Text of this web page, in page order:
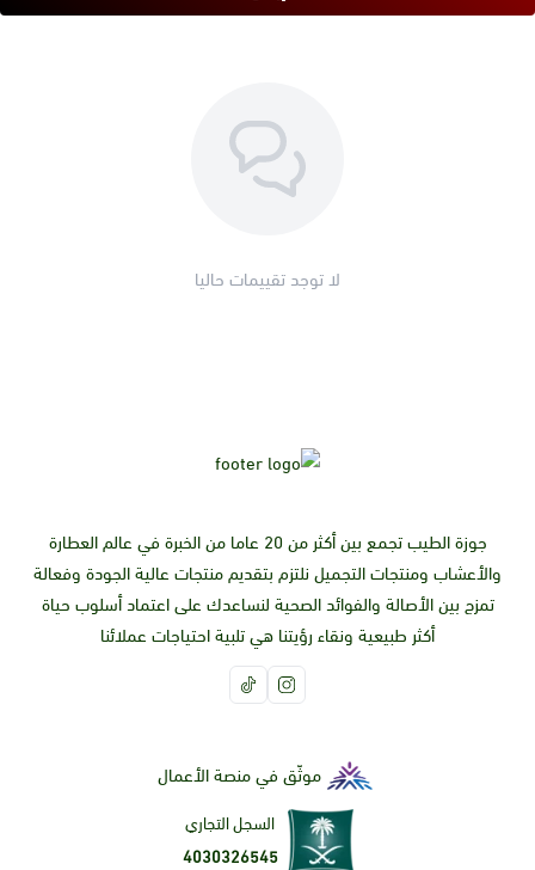
لا توجد تقييمات حاليا
جوزة الطيب تجمع بين أكثر من 20 عاما من الخبرة في عالم العطارة
والأعشاب ومنتجات التجميل نلتزم بتقديم منتجات عالية الجودة وفعالة
تمزج بين الأصالة والفوائد الصحية لنساعدك على اعتماد أسلوب حياة
أكثر طبيعية ونقاء رؤيتنا هي تلبية احتياجات عملائنا
موثّق في منصة الأعمال
السجل التجاري
4030326545